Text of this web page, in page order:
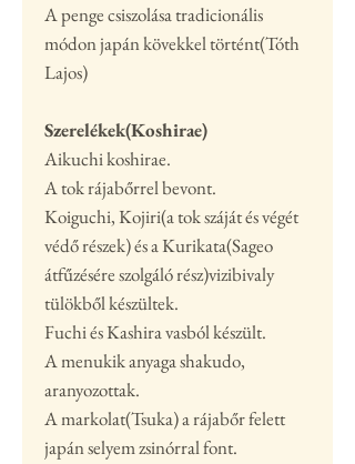
A penge csiszolása tradicionális
módon japán kövekkel történt(Tóth
Lajos)
Szerelékek(Koshirae)
Aikuchi koshirae.
A tok rájabőrrel bevont.
Koiguchi, Kojiri(a tok száját és végét
védő részek) és a Kurikata(Sageo
átfűzésére szolgáló rész)vizibivaly
tülökből készültek.
Fuchi és Kashira vasból készült.
A menukik anyaga shakudo,
aranyozottak.
A markolat(Tsuka) a rájabőr felett
japán selyem zsinórral font.